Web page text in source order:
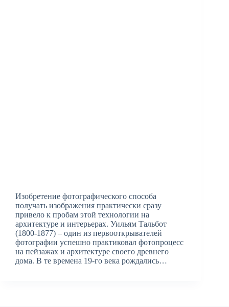
Изобретение фотографического способа
получать изображения практически сразу
привело к пробам этой технологии на
архитектуре и интерьерах. Уильям Тальбот
(1800-1877) – один из первооткрывателей
фотографии успешно практиковал фотопроцесс
на пейзажах и архитектуре своего древнего
дома. В те времена 19-го века рождались…